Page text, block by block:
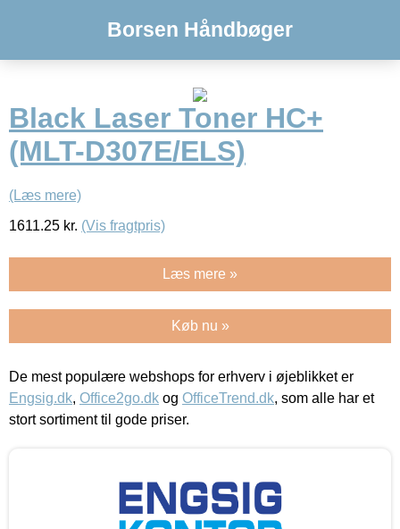
Borsen Håndbøger
Black Laser Toner HC+
(MLT-D307E/ELS)
(Læs mere)
1611.25 kr. (Vis fragtpris)
Læs mere »
Køb nu »
De mest populære webshops for erhverv i øjeblikket er
Engsig.dk, Office2go.dk og OfficeTrend.dk, som alle har et
stort sortiment til gode priser.